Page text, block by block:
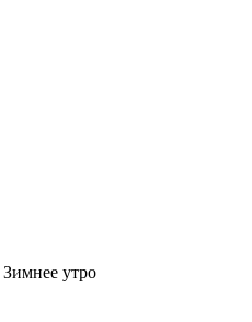
Зимнее утро